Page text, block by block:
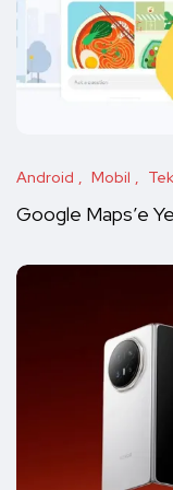
Android Mobil
Google Maps’e